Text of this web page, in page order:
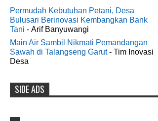
Dari SILPA 90 Miliar Hingga
Masalah Air Bersih Bupati Blora
Beberkan Solusi di Paripurna DPRD
Diresmikan Serentak Oleh Presiden
odenjaea:
3-4-2022
Casino - DrmcdCasino is 부산
광역 출장안마 open and excited 고양 출장
샵 to welcome you back 의정부 출장샵 to
gaming! Experience our great mix of slots,
table games 제주 출장안마 and video
Permudah Kebutuhan Petani, Desa
Bulusari Berinovasi Kembangkan Bank
Tani - Arif Banyuwangi
Main Air Sambil Nikmati Pemandangan
Sawah di Talangseng Garut- Tim Inovasi
Desa
SIDE ADS